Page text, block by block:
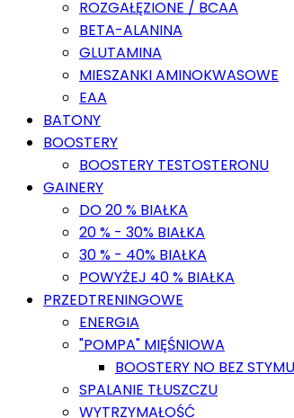
ROZGAŁĘZIONE / BCAA
BETA-ALANINA
GLUTAMINA
MIESZANKI AMINOKWASOWE
EAA
BATONY
BOOSTERY
BOOSTERY TESTOSTERONU
GAINERY
DO 20 % BIAŁKA
20 % - 30% BIAŁKA
30 % - 40% BIAŁKA
POWYŻEJ 40 % BIAŁKA
PRZEDTRENINGOWE
ENERGIA
"POMPA" MIĘŚNIOWA
BOOSTERY NO BEZ
SPALANIE TŁUSZCZU
WYTRZYMAŁOŚĆ